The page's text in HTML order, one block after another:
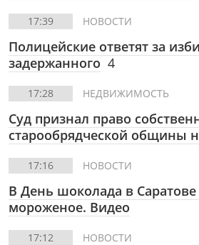
17:39 НОВОСТИ
Полицейские ответят за
задержанного 4
17:28 НЕДВИЖИМОСТЬ
Суд признал право
старообрядческой общины
17:16 НОВОСТИ
В День шоколада в Саратове
мороженое. Видео
17:12 НОВОСТИ